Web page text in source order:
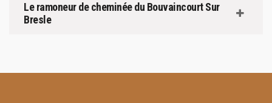
Le ramoneur de cheminée du Bouvaincourt Sur
Bresle